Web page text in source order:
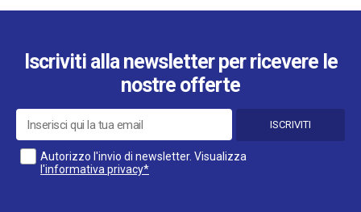
Iscriviti alla newsletter per ricevere le
nostre offerte
ISCRIVITI
Autorizzo l'invio di newsletter. Visualizza
l'informativa privacy*